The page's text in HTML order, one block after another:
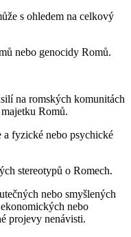
s ohledem na celkový
nebo genocidy Romů.
na romských komunitách
Romů.
a fyzické nebo psychické
stereotypů o Romech.
nebo smyšlených
nebo
projevy nenávisti.